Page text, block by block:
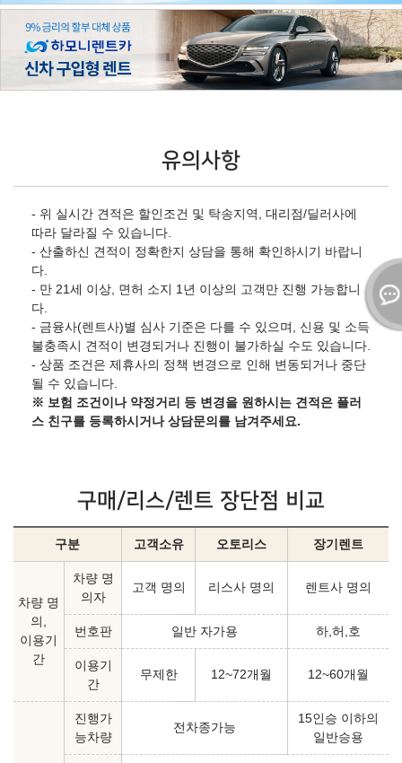
유의사항
- 위 실시간 견적은 할인조건 및 탁송지역, 대리점/딜러사에
따라 달라질 수 있습니다.
- 산출하신 견적이 정확한지 상담을 통해 확인하시기 바랍니
다.
- 만 21세 이상, 면허 소지 1년 이상의 고객만 진행 가능합니
다.
- 금융사(렌트사)별 심사 기준은 다를 수 있으며, 신용 및 소득
불충족시 견적이 변경되거나 진행이 불가하실 수도 있습니다.
- 상품 조건은 제휴사의 정책 변경으로 인해 변동되거나 중단
될 수 있습니다.
※ 보험 조건이나 약정거리 등 변경을 원하시는 견적은 플러
스 친구를 등록하시거나 상담문의를 남겨주세요.
구매/리스/렌트 장단점 비교
구분 고객소유 오토리스 장기렌트
차량 명
의,
이용기
간
차량 명
의자
고객 명의 리스사 명의 렌트사 명의
번호판 일반 자가용 하,허,호
이용기
간
무제한 12~72개월 12~60개월
진행가
능차량
전차종가능
15인승 이하의
일반승용